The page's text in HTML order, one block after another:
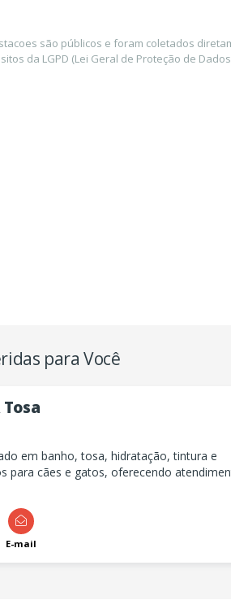
são públicos e foram coletados
da LGPD (Lei Geral de Proteção de Dados
para Você
em banho, tosa, hidratação, tintura e
para cães e gatos, oferecendo
E-mail